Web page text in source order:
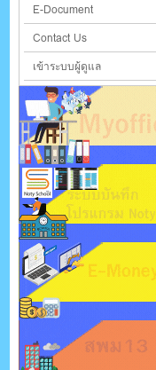
E-Document
Contact Us
เข้าระบบผู้ดูแล